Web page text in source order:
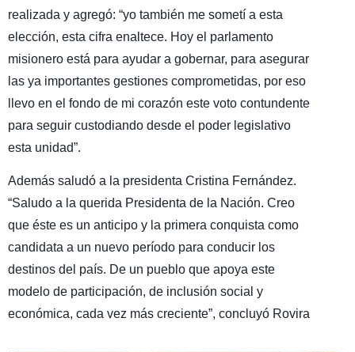
realizada y agregó: “yo también me sometí a esta
elección, esta cifra enaltece. Hoy el parlamento
misionero está para ayudar a gobernar, para asegurar
las ya importantes gestiones comprometidas, por eso
llevo en el fondo de mi corazón este voto contundente
para seguir custodiando desde el poder legislativo
esta unidad”.
Además saludó a la presidenta Cristina Fernández.
“Saludo a la querida Presidenta de la Nación. Creo
que éste es un anticipo y la primera conquista como
candidata a un nuevo período para conducir los
destinos del país. De un pueblo que apoya este
modelo de participación, de inclusión social y
económica, cada vez más creciente”, concluyó Rovira